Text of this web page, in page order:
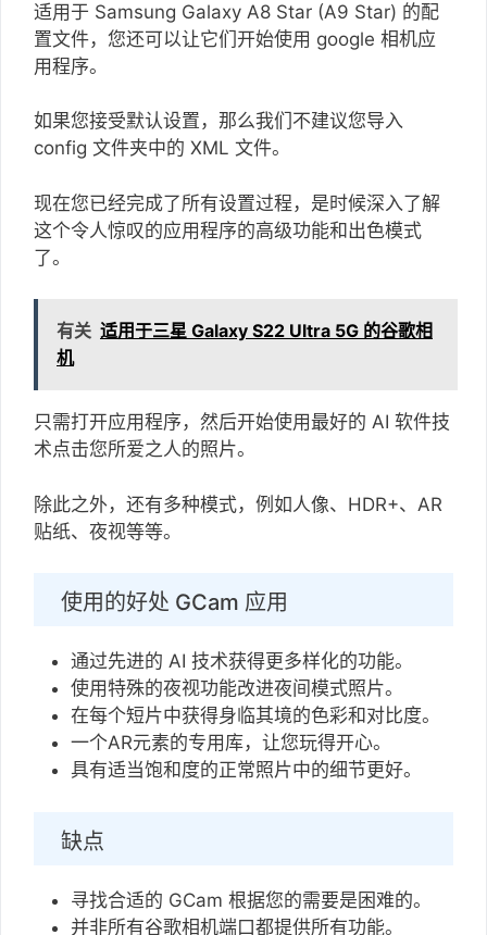
适用于 Samsung Galaxy A8 Star (A9 Star) 的配
置文件，您还可以让它们开始使用 google 相机应
用程序。
如果您接受默认设置，那么我们不建议您导入
config 文件夹中的 XML 文件。
现在您已经完成了所有设置过程，是时候深入了解
这个令人惊叹的应用程序的高级功能和出色模式
了。
有关 适用于三星 Galaxy S22 Ultra 5G 的谷歌相
机
只需打开应用程序，然后开始使用最好的 AI 软件技
术点击您所爱之人的照片。
除此之外，还有多种模式，例如人像、HDR+、AR
贴纸、夜视等等。
使用的好处 GCam 应用
通过先进的 AI 技术获得更多样化的功能。
使用特殊的夜视功能改进夜间模式照片。
在每个短片中获得身临其境的色彩和对比度。
一个AR元素的专用库，让您玩得开心。
具有适当饱和度的正常照片中的细节更好。
缺点
寻找合适的 GCam 根据您的需要是困难的。
并非所有谷歌相机端口都提供所有功能。